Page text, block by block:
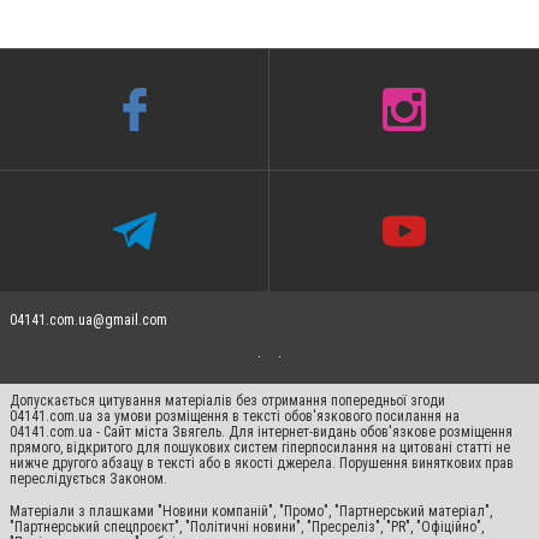
04141.com.ua@gmail.com
Допускається цитування матеріалів без отримання попередньої згоди
04141.com.ua за умови розміщення в тексті обов'язкового посилання на
04141.com.ua - Сайт міста Звягель. Для інтернет-видань обов'язкове розміщення
прямого, відкритого для пошукових систем гіперпосилання на цитовані статті не
нижче другого абзацу в тексті або в якості джерела. Порушення виняткових прав
переслідується Законом.
Матеріали з плашками "Новини компаній", "Промо", "Партнерський матеріал",
"Партнерський спецпроєкт", "Політичні новини", "Пресреліз", "PR", "Офіційно",